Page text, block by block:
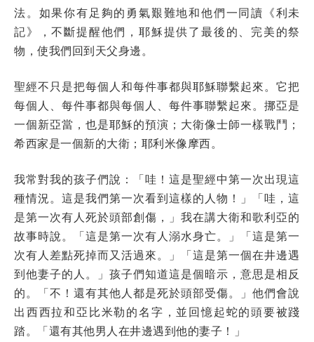
法。如果你有足夠的勇氣艱難地和他們一同讀《利未
記》，不斷提醒他們，耶穌提供了最後的、完美的祭
物，使我們回到天父身邊。
聖經不只是把每個人和每件事都與耶穌聯繫起來。它把
每個人、每件事都與每個人、每件事聯繫起來。挪亞是
一個新亞當，也是耶穌的預演；大衛像士師一樣戰鬥；
希西家是一個新的大衛；耶利米像摩西。
我常對我的孩子們說：「哇！這是聖經中第一次出現這
種情況。這是我們第一次看到這樣的人物！」「哇，這
是第一次有人死於頭部創傷，」我在講大衛和歌利亞的
故事時說。「這是第一次有人溺水身亡。」「這是第一
次有人差點死掉而又活過來。」「這是第一個在井邊遇
到他妻子的人。」孩子們知道這是個暗示，意思是相反
的。「不！還有其他人都是死於頭部受傷。」他們會說
出西西拉和亞比米勒的名字，並回憶起蛇的頭要被踐
踏。「還有其他男人在井邊遇到他的妻子！」